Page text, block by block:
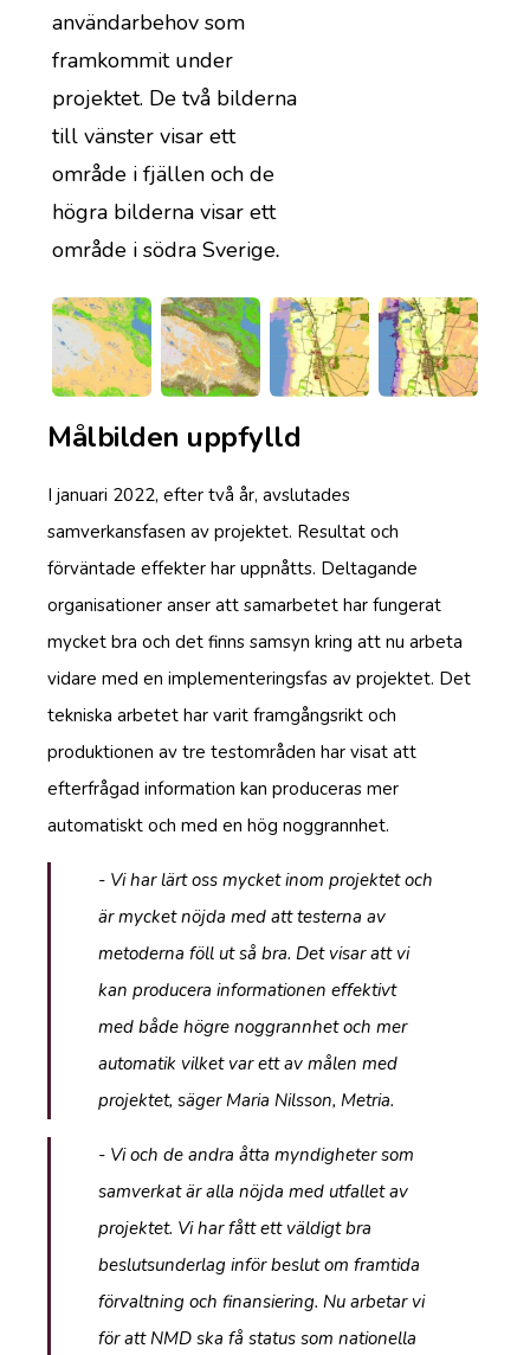
användarbehov som
framkommit under
projektet. De två bilderna
till vänster visar ett
område i fjällen och de
högra bilderna visar ett
område i södra Sverige.
Målbilden uppfylld
I januari 2022, efter två år, avslutades
samverkansfasen av projektet. Resultat och
förväntade effekter har uppnåtts. Deltagande
organisationer anser att samarbetet har fungerat
mycket bra och det finns samsyn kring att nu arbeta
vidare med en implementeringsfas av projektet. Det
tekniska arbetet har varit framgångsrikt och
produktionen av tre testområden har visat att
efterfrågad information kan produceras mer
automatiskt och med en hög noggrannhet.
- Vi har lärt oss mycket inom projektet och
är mycket nöjda med att testerna av
metoderna föll ut så bra. Det visar att vi
kan producera informationen effektivt
med både högre noggrannhet och mer
automatik vilket var ett av målen med
projektet, säger Maria Nilsson, Metria.
- Vi och de andra åtta myndigheter som
samverkat är alla nöjda med utfallet av
projektet. Vi har fått ett väldigt bra
beslutsunderlag inför beslut om framtida
förvaltning och finansiering. Nu arbetar vi
för att NMD ska få status som nationella